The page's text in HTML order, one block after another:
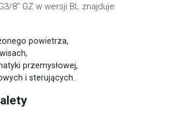
8" GZ w wersji BL znajduje
powietrza,
przemysłowej,
i sterujących.